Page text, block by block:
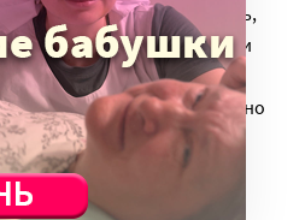
негативная. И я боюсь,
онкологических и
Ситуация в целом по
что ее изменение должно
проектом.
вы вылечились, но